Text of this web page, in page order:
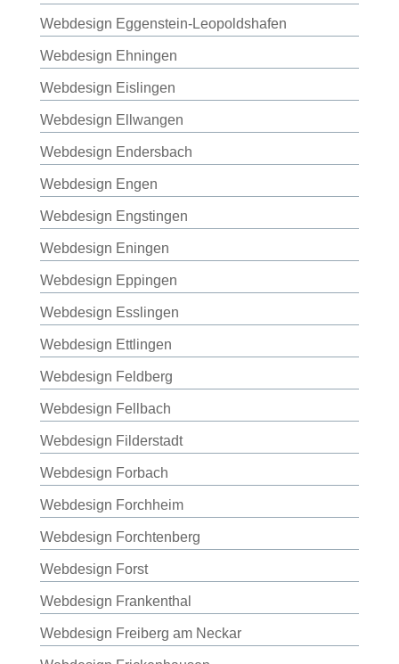
Webdesign Eggenstein-Leopoldshafen
Webdesign Ehningen
Webdesign Eislingen
Webdesign Ellwangen
Webdesign Endersbach
Webdesign Engen
Webdesign Engstingen
Webdesign Eningen
Webdesign Eppingen
Webdesign Esslingen
Webdesign Ettlingen
Webdesign Feldberg
Webdesign Fellbach
Webdesign Filderstadt
Webdesign Forbach
Webdesign Forchheim
Webdesign Forchtenberg
Webdesign Forst
Webdesign Frankenthal
Webdesign Freiberg am Neckar